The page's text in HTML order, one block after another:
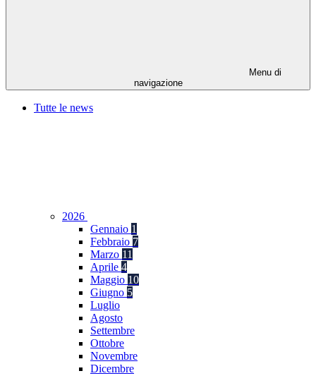
Menu di
navigazione
Tutte le news
2026
Gennaio 1
Febbraio 7
Marzo 11
Aprile 4
Maggio 10
Giugno 5
Luglio
Agosto
Settembre
Ottobre
Novembre
Dicembre